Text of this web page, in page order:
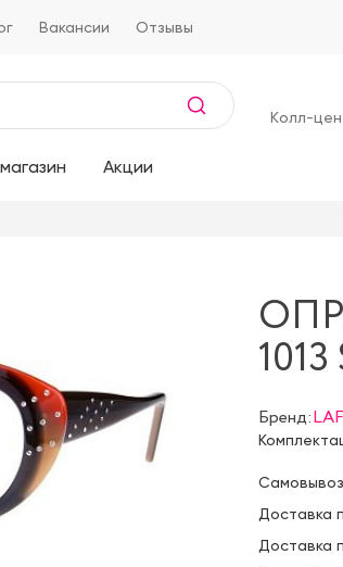
Вакансии Отзывы
Kолл-
Акции
Бренд:
Доставка
Доставка